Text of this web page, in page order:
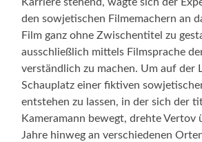
Karriere stehend, wagte sich der
den sowjetischen Filmemachern an
Film ganz ohne Zwischentitel zu
ausschließlich mittels Filmsprache
verständlich zu machen. Um auf der
Schauplatz einer fiktiven
entstehen zu lassen, in der sich der
Kameramann bewegt, drehte Vertov
Jahre hinweg an verschiedenen